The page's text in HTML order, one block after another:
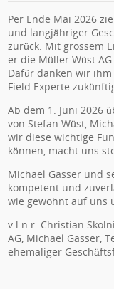
Per Ende Mai 2026
und langjähriger
zurück. Mit grossem
er die Müller Wüst
Dafür danken wir
Field Experte
Ab dem 1. Juni 2026
von Stefan Wüst,
wir diese wichtige
können, macht uns
Michael Gasser und
kompetent und
wie gewohnt auf uns
v.l.n.r. Christian
AG, Michael Gasser,
ehemaliger